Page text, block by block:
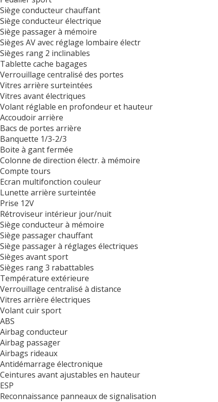
Siège conducteur chauffant
Siège conducteur électrique
Siège passager à mémoire
Sièges AV avec réglage lombaire électr
Sièges rang 2 inclinables
Tablette cache bagages
Verrouillage centralisé des portes
Vitres arrière surteintées
Vitres avant électriques
Volant réglable en profondeur et hauteur
Accoudoir arrière
Bacs de portes arrière
Banquette 1/3-2/3
Boite à gant fermée
Colonne de direction électr. à mémoire
Compte tours
Ecran multifonction couleur
Lunette arrière surteintée
Prise 12V
Rétroviseur intérieur jour/nuit
Siège conducteur à mémoire
Siège passager chauffant
Siège passager à réglages électriques
Sièges avant sport
Sièges rang 3 rabattables
Température extérieure
Verrouillage centralisé à distance
Vitres arrière électriques
Volant cuir sport
ABS
Airbag conducteur
Airbag passager
Airbags rideaux
Antidémarrage électronique
Ceintures avant ajustables en hauteur
ESP
Reconnaissance panneaux de signalisation